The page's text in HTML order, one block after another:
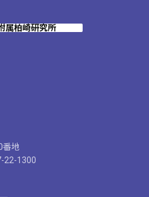
属柏崎研究所
番地
1300